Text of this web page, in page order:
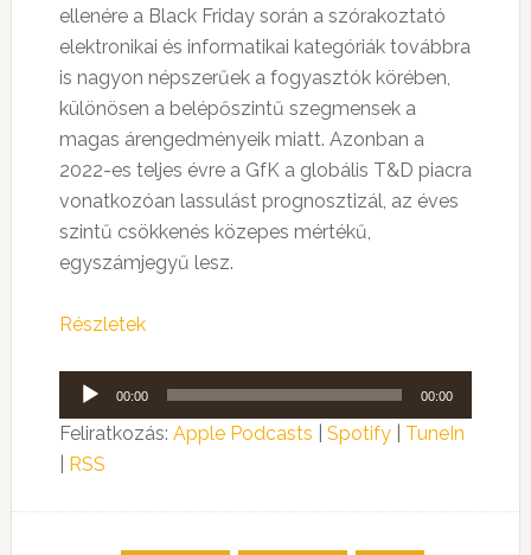
ellenére a Black Friday során a szórakoztató
elektronikai és informatikai kategóriák továbbra
is nagyon népszerűek a fogyasztók körében,
különösen a belépőszintű szegmensek a
magas árengedményeik miatt. Azonban a
2022-es teljes évre a GfK a globális T&D piacra
vonatkozóan lassulást prognosztizál, az éves
szintű csökkenés közepes mértékű,
egyszámjegyű lesz.
Részletek
Audió
lejátszó
00:00 00:00
Feliratkozás: Apple Podcasts Spotify| TuneIn
RSS